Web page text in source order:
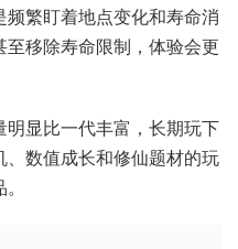
繁盯着地点变化和寿命消
移除寿命限制，体验会更
显比一代丰富，长期玩下
数值成长和修仙题材的玩